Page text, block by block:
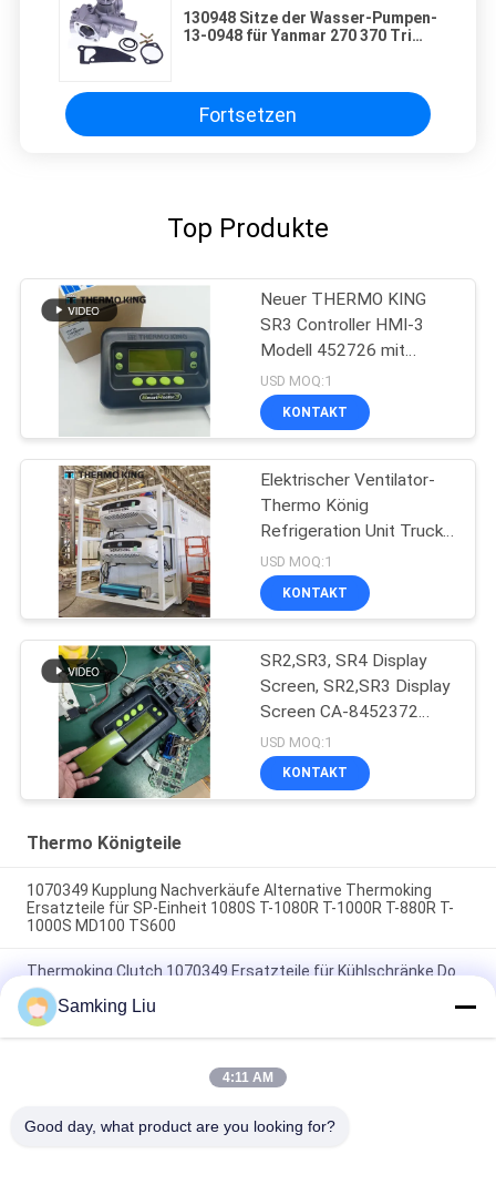
130948 Sitze der Wasser-Pumpen-
13-0948 für Yanmar 270 370 Tri
Fortsetzen
Top Produkte
Neuer THERMO KING
SR3 Controller HMI-3
Modell 452726 mit
Reparaturservice für SR2
SR3 SR4
USD MOQ:1
KONTAKT
Elektrischer Ventilator-
Thermo König
Refrigeration Unit Truck
T-1080e T-1280e
USD MOQ:1
KONTAKT
SR2,SR3, SR4 Display
Screen, SR2,SR3 Display
Screen CA-8452372
Grünes Display Typ LCD
Bildschirm für THERMO
KING SB210 SB230
USD MOQ:1
KONTAKT
Thermo Königteile
1070349 Kupplung Nachverkäufe Alternative Thermoking
Ersatzteile für SP-Einheit 1080S T-1080R T-1000R T-880R T-
1000S MD100 TS600
Thermoking Clutch 1070349 Ersatzteile für Kühlschränke Do
For SP Einheit T-1080S T-1080R T-1000R T-880R T-1000S
MD100 TS600
die gleiche Abdeckung, T-1000M/T-1000R/T-1080Pro
verwenden die gleiche Abdeckung liefern wir das gesamte Set
Samking Liu
4:11 AM
Good day, what product are you looking for?